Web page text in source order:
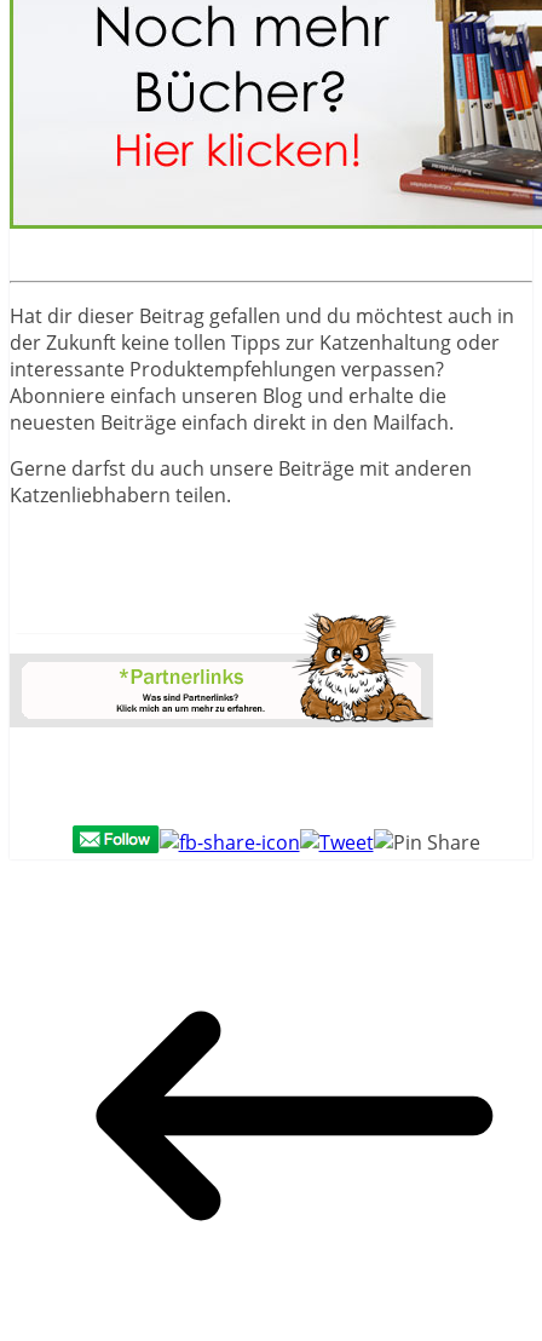
Hat dir dieser Beitrag gefallen und du möchtest auch in
der Zukunft keine tollen Tipps zur Katzenhaltung oder
interessante Produktempfehlungen verpassen?
Abonniere einfach unseren Blog und erhalte die
neuesten Beiträge einfach direkt in den Mailfach.
Gerne darfst du auch unsere Beiträge mit anderen
Katzenliebhabern teilen.